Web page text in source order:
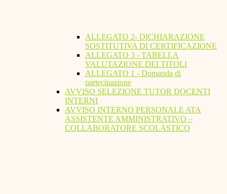
ALLEGATO 2- DICHIARAZIONE
SOSTITUTIVA DI CERTIFICAZIONE
ALLEGATO 3 - TABELLA
VALUTAZIONE DEI TITOLI
ALLEGATO 1 - Domanda di
partecipazione
AVVISO SELEZIONE TUTOR DOCENTI
INTERNI
AVVISO INTERNO PERSONALE ATA
ASSISTENTE AMMINISTRATIVO –
COLLABORATORE SCOLASTICO